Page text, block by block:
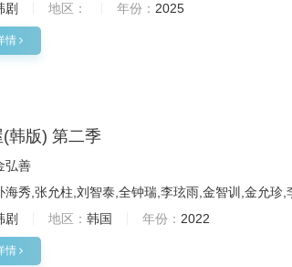
剧 地区： 年份： 2025
情
韩版) 第二季
弘善
海秀,张允柱,刘智泰,全钟瑞,李玹雨,金智训,金允珍,
剧 地区： 韩国 年份： 2022
情